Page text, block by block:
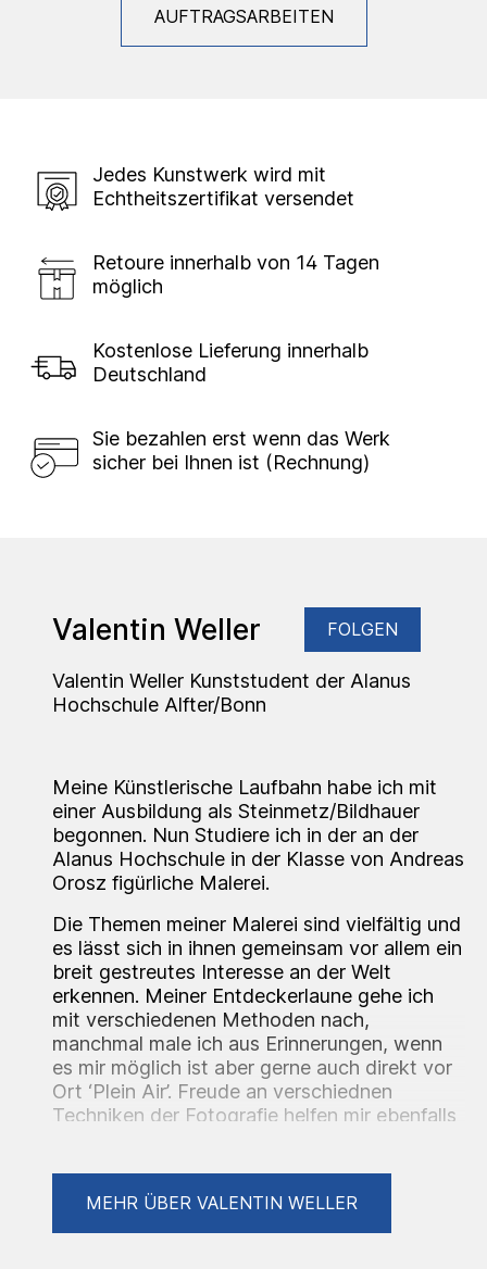
AUFTRAGSARBEITEN
Jedes Kunstwerk wird mit
Echtheitszertifikat versendet
Retoure innerhalb von 14 Tagen
möglich
Kostenlose Lieferung innerhalb
Deutschland
Sie bezahlen erst wenn das Werk
sicher bei Ihnen ist (Rechnung)
Valentin Weller FOLGEN
Valentin Weller Kunststudent der Alanus
Hochschule Alfter/Bonn
Meine Künstlerische Laufbahn habe ich mit
einer Ausbildung als Steinmetz/Bildhauer
begonnen. Nun Studiere ich in der an der
Alanus Hochschule in der Klasse von Andreas
Orosz figürliche Malerei.
Die Themen meiner Malerei sind vielfältig und
es lässt sich in ihnen gemeinsam vor allem ein
breit gestreutes Interesse an der Welt
erkennen. Meiner Entdeckerlaune gehe ich
mit verschiedenen Methoden nach,
manchmal male ich aus Erinnerungen, wenn
es mir möglich ist aber gerne auch direkt vor
Ort ‘Plein Air’. Freude an verschiednen
Techniken der Fotografie helfen mir ebenfalls
MEHR ÜBER VALENTIN WELLER